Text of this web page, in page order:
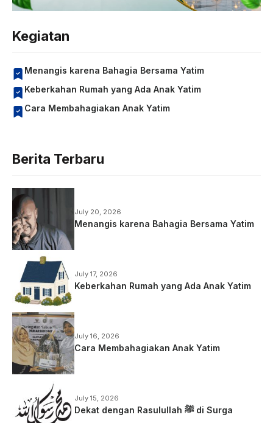
Kegiatan
Menangis karena Bahagia Bersama Yatim
Keberkahan Rumah yang Ada Anak Yatim
Cara Membahagiakan Anak Yatim
Berita Terbaru
July 20, 2026
Menangis karena Bahagia Bersama Yatim
July 17, 2026
Keberkahan Rumah yang Ada Anak Yatim
July 16, 2026
Cara Membahagiakan Anak Yatim
July 15, 2026
Dekat dengan Rasulullah ﷺ di Surga